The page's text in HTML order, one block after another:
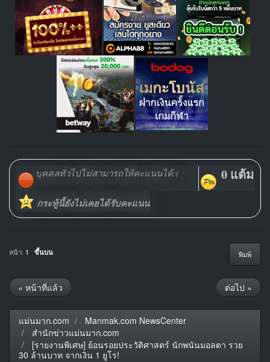
บุคคลทั่วไปไม่สามารถให้คะแนนได้:( 0 แต้ม
กระทู้นี้ยังไม่เคยได้รับคะแนน
พิมพ์
หน้า: 1 ขึ้นบน
« หน้าที่แล้ว ต่อไป »
แม่นมาก.com
Manmak.com NewsCenter
สำนักข่าวแม่นมาก.com
[รายงานพิเศษ] ย้อนรอยประวัติศาสตร์ นักพนันมอลตา รวย
30 ล้านบาท จากเงิน 1 ยูโร!